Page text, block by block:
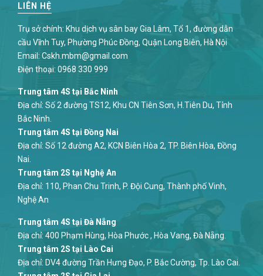
LIÊN HỆ
Trụ sở chính: Khu dịch vụ sân bay Gia Lâm, Tổ 1, đường dẫn
cầu Vĩnh Tuy, Phường Phúc Đồng, Quận Long Biên, Hà Nội
Email: Cskh.mbm@gmail.com
Điện thoại: 0968 330 999
Trung tâm 4S tại Bắc Ninh
Địa chỉ: Số 2 đường TS12, Khu CN Tiên Sơn, H.Tiên Du, Tỉnh
Bắc Ninh.
Trung tâm 4S tại Đồng Nai
Địa chỉ: Số 12 đường A2, KCN Biên Hòa 2, TP. Biên Hòa, Đồng
Nai.
Trung tâm 2S tại Nghệ An
Địa chỉ: 110, Phan Chu Trinh, P. Đội Cung, Thành phố Vinh,
Nghệ An
Trung tâm 4S tại Đà Nẵng
Địa chỉ: 400 Phạm Hùng, Hòa Phước , Hòa Vang, Đà Nẵng.
Trung tâm 2S tại Lào Cai
Địa chỉ: DV4 đường Trần Hưng Đạo, P. Bắc Cường, Tp. Lào Cai.